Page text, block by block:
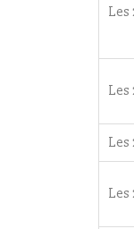
Les
Les
Les
Les